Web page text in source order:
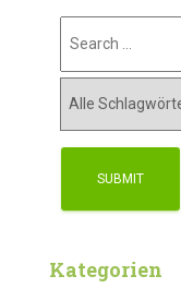
Kategorien